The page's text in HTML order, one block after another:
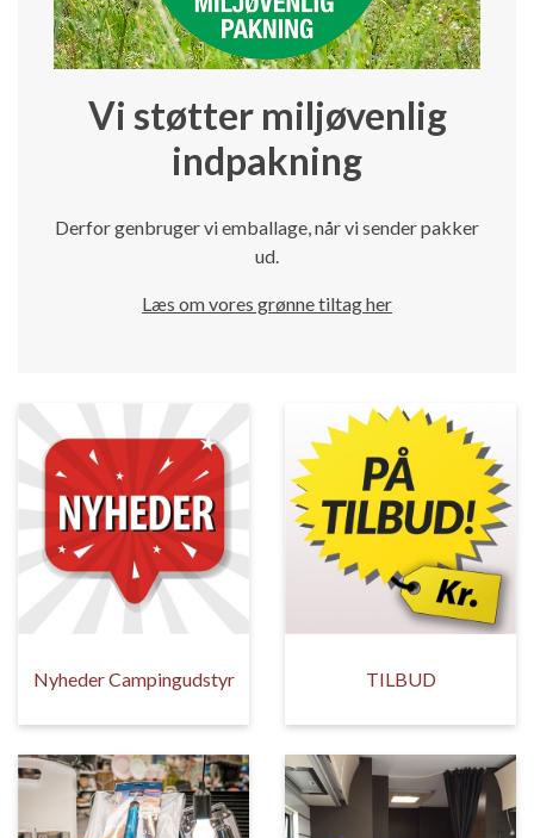
Vi støtter miljøvenlig
indpakning
Derfor genbruger vi emballage, når vi sender pakker
ud.
Læs om vores grønne tiltag her
Nyheder Campingudstyr TILBUD